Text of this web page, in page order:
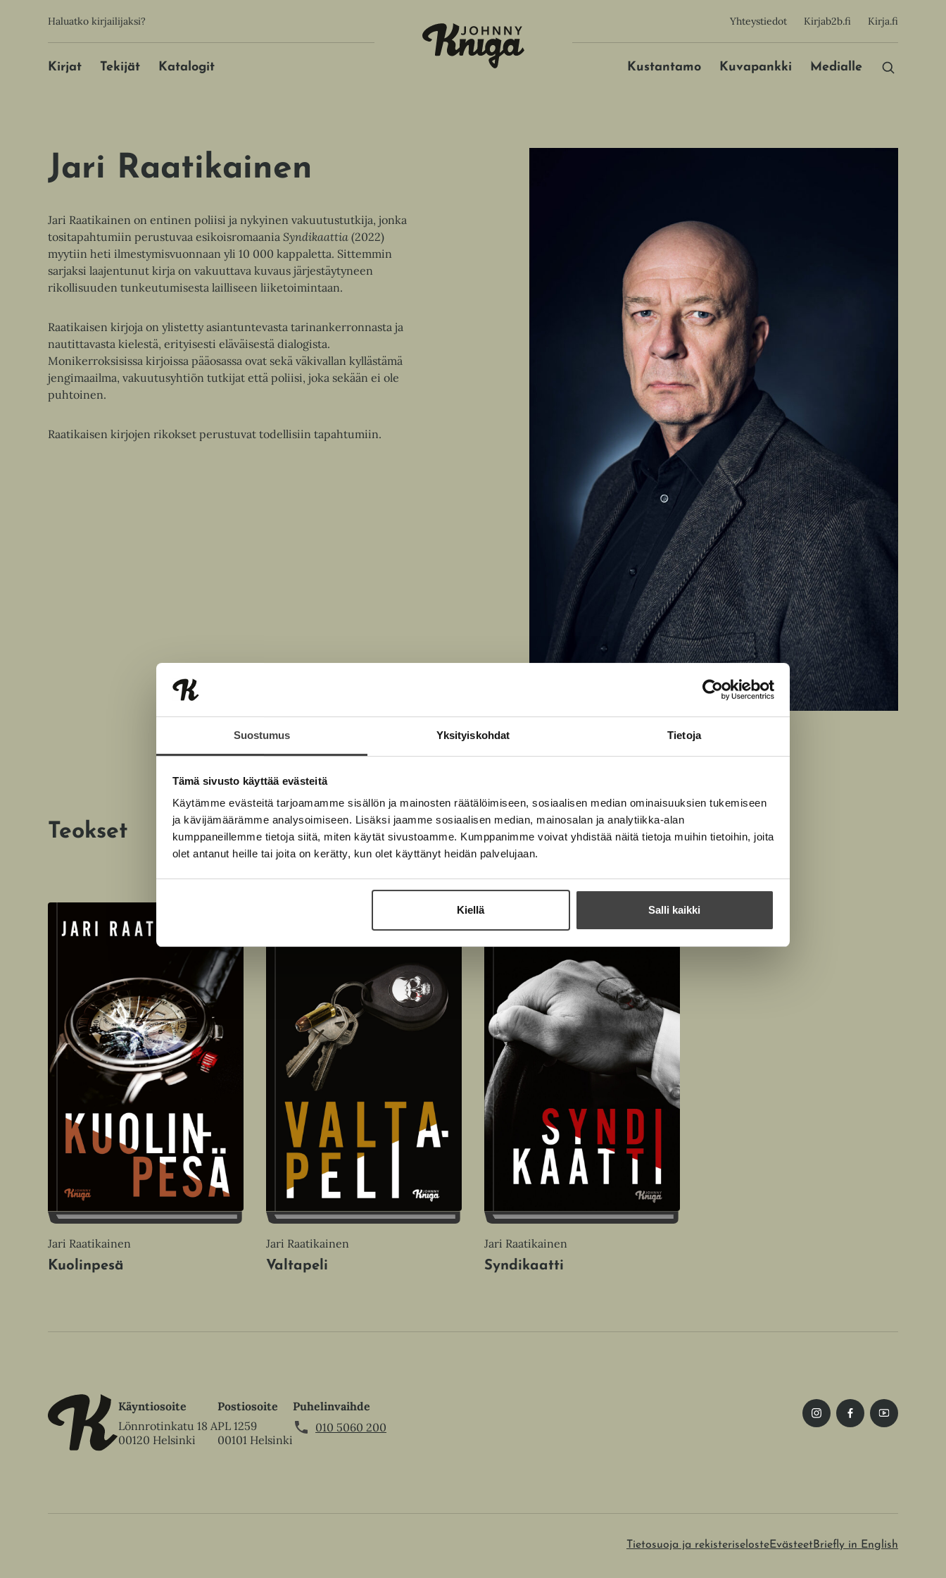
Suostumus Yksityiskohdat Tietoja
Tämä sivusto käyttää evästeitä
Käytämme evästeitä tarjoamamme sisällön ja mainosten räätälöimiseen, sosiaalisen median ominaisuuksien tukemiseen
ja kävijämäärämme analysoimiseen. Lisäksi jaamme sosiaalisen median, mainosalan ja analytiikka-alan
kumppaneillemme tietoja siitä, miten käytät sivustoamme. Kumppanimme voivat yhdistää näitä tietoja muihin tietoihin, joita
olet antanut heille tai joita on kerätty, kun olet käyttänyt heidän palvelujaan.
Kiellä Salli kaikki
Toissijainen
Haluatko kirjailijaksi?
Päävalikko
Kirjat Tekijät Katalogit
Yhteystiedot Kirjab2b.fi Kirja.fi
Päävalikko
Kustantamo Kuvapankki Medialle
Jari Raatikainen
Jari Raatikainen on entinen poliisi ja nykyinen vakuutustutkija, jonka
tositapahtumiin perustuvaa esikoisromaania Syndikaattia (2022)
myytiin heti ilmestymisvuonnaan yli 10 000 kappaletta. Sittemmin
sarjaksi laajentunut kirja on vakuuttava kuvaus järjestäytyneen
rikollisuuden tunkeutumisesta lailliseen liiketoimintaan.
Raatikaisen kirjoja on ylistetty asiantuntevasta tarinankerronnasta ja
nautittavasta kielestä, erityisesti eläväisestä dialogista.
Monikerroksisissa kirjoissa pääosassa ovat sekä väkivallan kyllästämä
jengimaailma, vakuutusyhtiön tutkijat että poliisi, joka sekään ei ole
puhtoinen.
Raatikaisen kirjojen rikokset perustuvat todellisiin tapahtumiin.
Teokset
Jari Raatikainen
Kuolinpesä
Jari Raatikainen
Valtapeli
Jari Raatikainen
Syndikaatti
Käyntiosoite
Lönnrotinkatu 18 A
00120 Helsinki
Postiosoite
PL 1259
00101 Helsinki
Puhelinvaihde
010 5060 200
Tietosuoja ja rekisteriselosteEvästeet Briefly in English